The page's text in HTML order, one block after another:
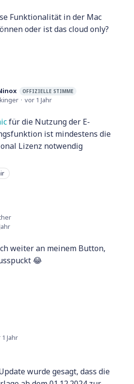
Funktionalität in der Mac
oder ist das cloud only?
OFFIZIELLE STIMME
vor 1 Jahr
für die Nutzung der E-
ist mindestens die
Lizenz notwendig
weiter an meinem Button,
😂
Jahr
wurde gesagt, dass die